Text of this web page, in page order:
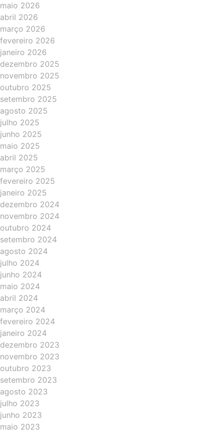
maio 2026
abril 2026
março 2026
fevereiro 2026
janeiro 2026
dezembro 2025
novembro 2025
outubro 2025
setembro 2025
agosto 2025
julho 2025
junho 2025
maio 2025
abril 2025
março 2025
fevereiro 2025
janeiro 2025
dezembro 2024
novembro 2024
outubro 2024
setembro 2024
agosto 2024
julho 2024
junho 2024
maio 2024
abril 2024
março 2024
fevereiro 2024
janeiro 2024
dezembro 2023
novembro 2023
outubro 2023
setembro 2023
agosto 2023
julho 2023
junho 2023
maio 2023